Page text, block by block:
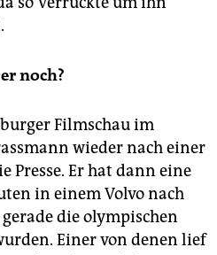
noch?
Filmschau im
wieder nach einer
Presse. Er hat dann eine
in einem Volvo nach
die olympischen
Einer von denen lief